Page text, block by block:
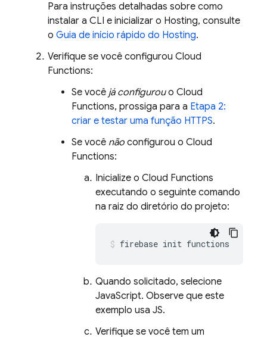
Para instruções detalhadas sobre como
instalar a CLI e inicializar o Hosting, consulte
o Guia de início rápido do Hosting.
Verifique se você configurou Cloud
Functions:
Se você já configurouo Cloud
Functions, prossiga para a Etapa 2:
criar e testar uma função HTTPS.
Se você não configurou o Cloud
Functions:
Inicialize o Cloud Functions
executando o seguinte comando
na raiz do diretório do projeto:
firebase init functions
Quando solicitado, selecione
JavaScript. Observe que este
exemplo usa JS.
Verifique se você tem um